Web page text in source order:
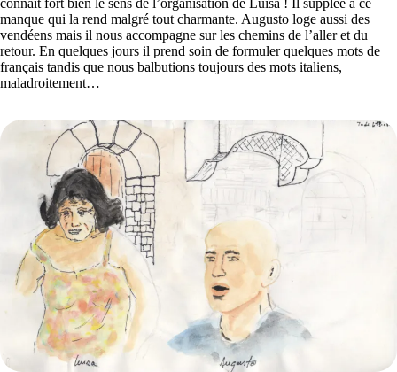
manque qui la rend malgré tout charmante. Augusto loge aussi des
vendéens mais il nous accompagne sur les chemins de l’aller et du
retour. En quelques jours il prend soin de formuler quelques mots de
français tandis que nous balbutions toujours des mots italiens,
maladroitement…